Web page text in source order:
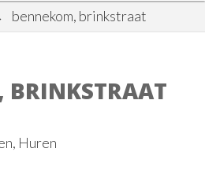
bennekom, brinkstraat
BRINKSTRAAT
Huren